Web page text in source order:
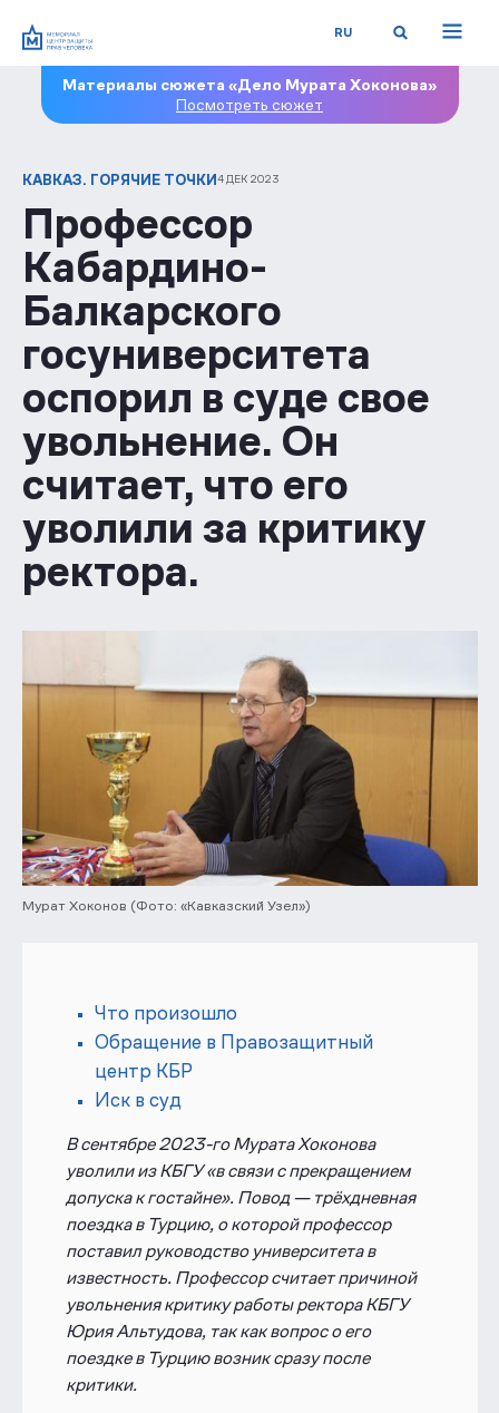
RU
Материалы сюжета «Дело Мурата Хоконова»
Посмотреть сюжет
КАВКАЗ. ГОРЯЧИЕ ТОЧКИ4 ДЕК 2023
Профессор
Кабардино-
Балкарского
госуниверситета
оспорил в суде свое
увольнение. Он
считает, что его
уволили за критику
ректора.
Мурат Хоконов (Фото: «Кавказский Узел»)
Что произошло
Обращение в Правозащитный
центр КБР
Иск в суд
В сентябре 2023-го Мурата Хоконова
уволили из КБГУ «в связи с прекращением
допуска к гостайне». Повод — трёхдневная
поездка в Турцию, о которой профессор
поставил руководство университета в
известность. Профессор считает причиной
увольнения критику работы ректора КБГУ
Юрия Альтудова, так как вопрос о его
поездке в Турцию возник сразу после
критики.